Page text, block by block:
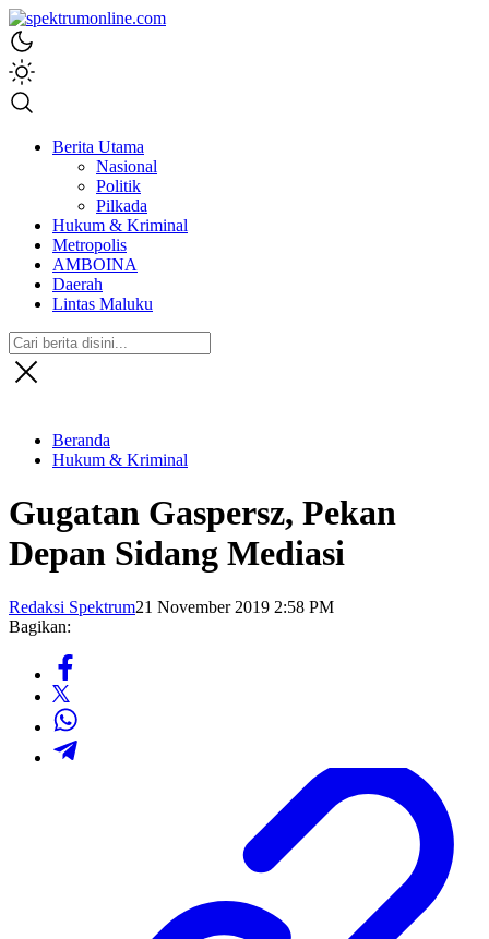
spektrumonline.com
Berita Utama
Nasional
Politik
Pilkada
Hukum & Kriminal
Metropolis
AMBOINA
Daerah
Lintas Maluku
Beranda
Hukum & Kriminal
Gugatan Gaspersz, Pekan
Depan Sidang Mediasi
Redaksi Spektrum21 November 2019 2:58 PM
Bagikan: